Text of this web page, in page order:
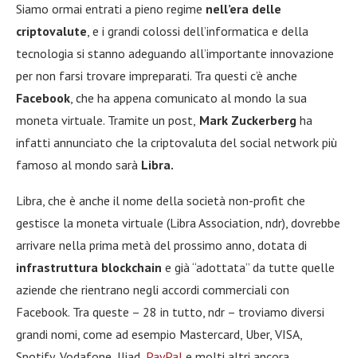
Siamo ormai entrati a pieno regime nell’era delle
criptovalute , e i grandi colossi dell’informatica e della
tecnologia si stanno adeguando all’importante innovazione
per non farsi trovare impreparati. Tra questi c’è anche
Facebook , che ha appena comunicato al mondo la sua
moneta virtuale. Tramite un post, Mark Zuckerberg ha
infatti annunciato che la criptovaluta del social network più
famoso al mondo sarà Libra.
Libra, che è anche il nome della società non-profit che
gestisce la moneta virtuale (Libra Association, ndr), dovrebbe
arrivare nella prima metà del prossimo anno, dotata di
infrastruttura blockchain e già “adottata” da tutte quelle
aziende che rientrano negli accordi commerciali con
Facebook. Tra queste – 28 in tutto, ndr – troviamo diversi
grandi nomi, come ad esempio Mastercard, Uber, VISA,